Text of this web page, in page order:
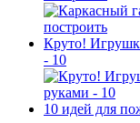
Круто!
- 10
10 идей для